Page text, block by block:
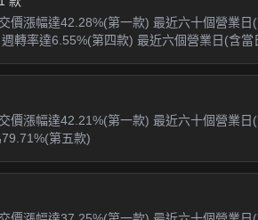
價漲幅達42.28%(第一款) 最近六十個營業
轉率達6.55%(第四款) 最近六個營業日(含
價漲幅達42.21%(第一款) 最近六十個營業
第五款)